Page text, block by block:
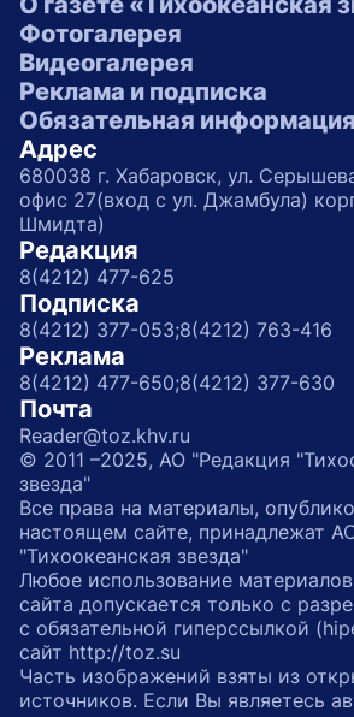
Фотогалерея
Видеогалерея
Реклама и подписка
Обязательная информация
Адрес
680038 г. Хабаровск, ул.
офис 27(вход с ул. Джамбула)
Шмидта)
Редакция
8(4212) 477-625
Подписка
8(4212) 377-053;8(4212) 763-416
Реклама
8(4212) 477-650;8(4212) 377-630
Почта
Reader@toz.khv.ru
© 2011 –2025, АО "Редакция
звезда"
Все права на материалы,
настоящем сайте, принадлежат
"Тихоокеанская звезда"
Любое использование
сайта допускается только с
с обязательной гиперссылкой
сайт http://toz.su
Часть изображений взяты из
источников. Если Вы являетесь